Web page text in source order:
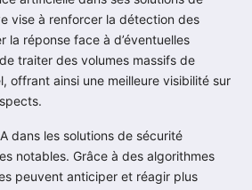
vise à renforcer la détection des
la réponse face à d’éventuelles
traiter des volumes massifs de
offrant ainsi une meilleure visibilité sur
dans les solutions de sécurité
notables. Grâce à des algorithmes
peuvent anticiper et réagir plus